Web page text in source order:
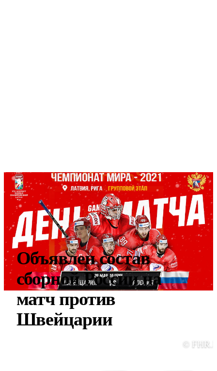
Объявлен состав
сборной России на
матч против
Швейцарии
©